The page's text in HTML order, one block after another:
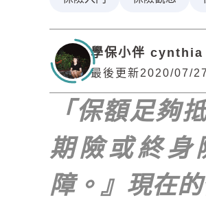
學保小伴 cynthia
最後更新2020/07/27
「保額足夠
期險或終身
障。』現在